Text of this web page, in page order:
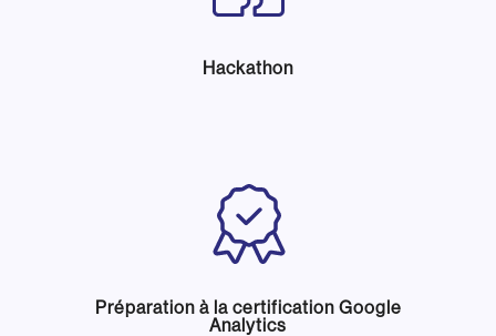
Hackathon
Préparation à la certification Google
Analytics